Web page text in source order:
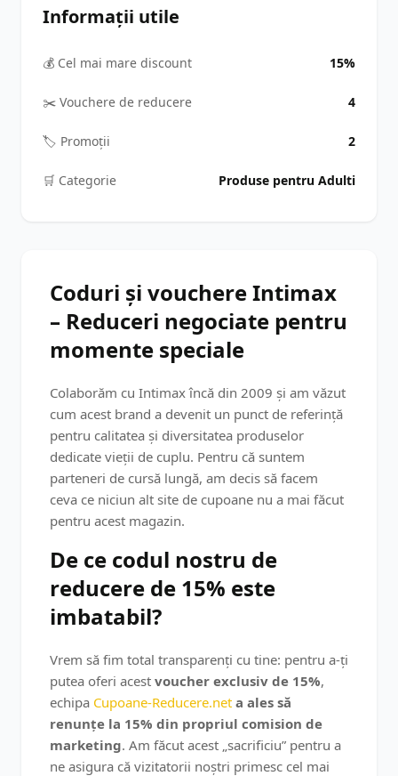
Informații utile
💰 Cel mai mare discount 15%
✂️ Vouchere de reducere 4
🏷️ Promoții 2
🛒️ Categorie Produse pentru Adulti
Coduri și vouchere Intimax
– Reduceri negociate pentru
momente speciale
Colaborăm cu Intimax încă din 2009 și am văzut
cum acest brand a devenit un punct de referință
pentru calitatea și diversitatea produselor
dedicate vieții de cuplu. Pentru că suntem
parteneri de cursă lungă, am decis să facem
ceva ce niciun alt site de cupoane nu a mai făcut
pentru acest magazin.
De ce codul nostru de
reducere de 15% este
imbatabil?
Vrem să fim total transparenți cu tine: pentru a-ți
putea oferi acest voucher exclusiv de 15%,
echipa Cupoane-Reducere.net a ales să
renunțe la 15% din propriul comision de
marketing. Am făcut acest „sacrificiu” pentru a
ne asigura că vizitatorii noștri primesc cel mai